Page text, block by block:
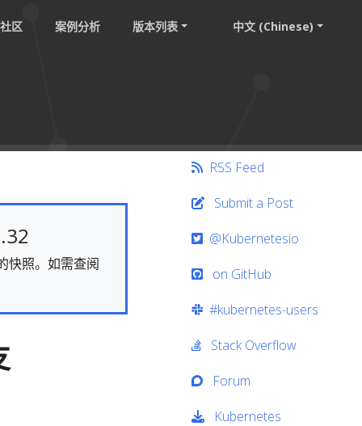
社区 案例分析 版本列表 中文 (Chinese)
快照。如需查阅
RSS Feed
Submit a Post
@Kubernetesio
on GitHub
#kubernetes-users
Stack Overflow
Forum
Kubernetes